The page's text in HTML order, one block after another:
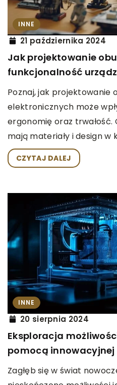
INNE
21 października 2024
Jak projektowanie
funkcjonalność
Poznaj, jak projektowanie
elektronicznych może
ergonomię oraz trwałość.
mają materiały i design w
CZYTAJ DALEJ
INNE
20 sierpnia 2024
Eksploracja
pomocą
Zagłęb się w świat